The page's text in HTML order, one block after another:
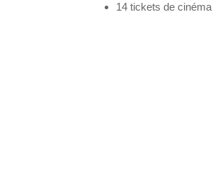
14 tickets de